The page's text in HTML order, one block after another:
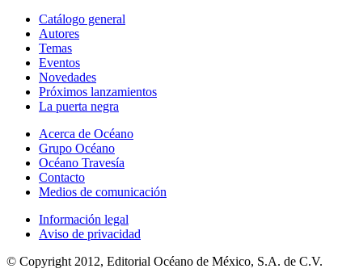
Catálogo general
Autores
Temas
Eventos
Novedades
Próximos lanzamientos
La puerta negra
Acerca de Océano
Grupo Océano
Océano Travesía
Contacto
Medios de comunicación
Información legal
Aviso de privacidad
© Copyright 2012, Editorial Océano de México, S.A. de C.V.